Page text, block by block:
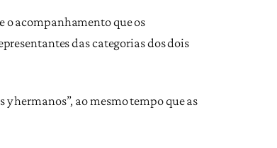
o acompanhamento que os
das categorias dos dois
hermanos”, ao mesmo tempo que as